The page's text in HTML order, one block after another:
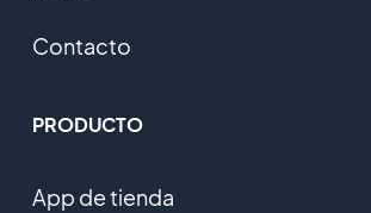
Contacto
PRODUCTO
App de tienda